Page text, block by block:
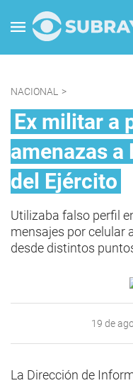
NACIONAL >
Ex militar a
amenazas a
del Ejército
Utilizaba falso perfil
mensajes por celular
desde distintos
19 de
La Dirección de